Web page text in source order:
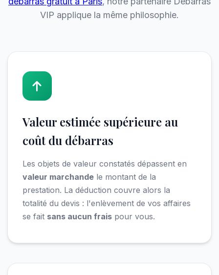
VIP applique la même philosophie.
Valeur estimée supérieure au
coût du débarras
Les objets de valeur constatés dépassent en
valeur marchande le montant de la
prestation. La déduction couvre alors la
totalité du devis : l'enlèvement de vos affaires
se fait sans aucun frais pour vous.